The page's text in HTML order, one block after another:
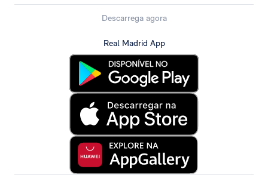
Descarrega agora
Real Madrid App